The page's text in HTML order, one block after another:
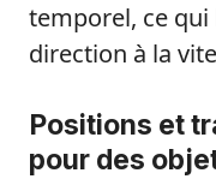
temporel, ce qui
direction à la
Positions et
pour des